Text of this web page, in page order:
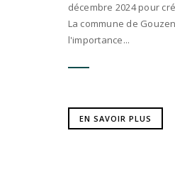
décembre 2024 pour
La commune de
l'importance...
EN SAVOIR PLUS